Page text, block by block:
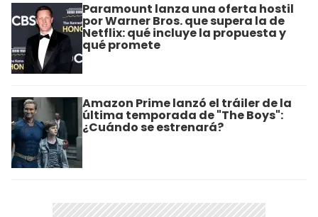
Paramount lanza una oferta hostil
por Warner Bros. que supera la de
Netflix: qué incluye la propuesta y
qué promete
Amazon Prime lanzó el tráiler de la
última temporada de "The Boys":
¿Cuándo se estrenará?